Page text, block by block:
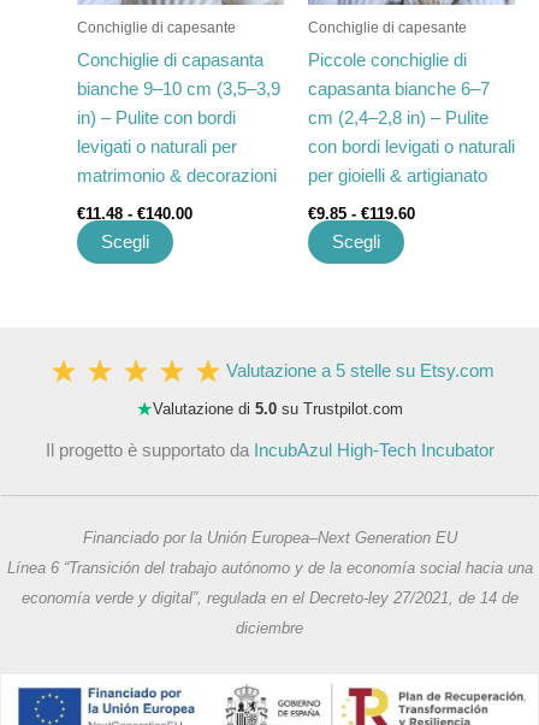
Conchiglie di capesante
Conchiglie di capasanta
bianche 9–10 cm (3,5–3,9
in) – Pulite con bordi
levigati o naturali per
matrimonio & decorazioni
€11.48 - €140.00
Scegli
scelte
nella
pagina
del
prodotto
Conchiglie di capesante
Piccole conchiglie di
capasanta bianche 6–7
cm (2,4–2,8 in) – Pulite
con bordi levigati o naturali
per gioielli & artigianato
€9.85 - €119.60
Scegli
scelte
nella
pagina
del
prodotto
Valutazione a 5 stelle su Etsy.com
★Valutazione di 5.0 su Trustpilot.com
Il progetto è supportato da IncubAzul High-Tech Incubator
Financiado por la Unión Europea–Next Generation EU
Línea 6 “Transición del trabajo autónomo y de la economía social hacia una
economía verde y digital”, regulada en el Decreto-ley 27/2021, de 14 de
diciembre